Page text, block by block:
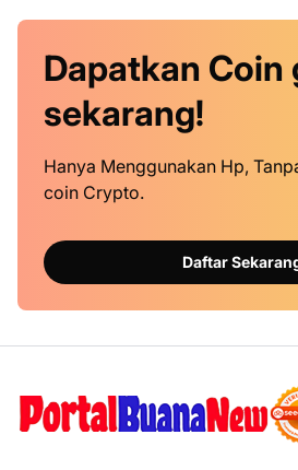
Dapatkan Coin
sekarang!
Hanya Menggunakan Hp,
coin Crypto.
Daftar